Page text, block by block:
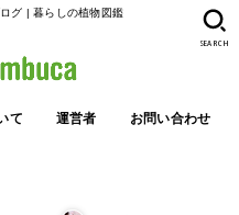
グ | 暮らしの植物図鑑
て 運営者 お問い合わせ
SEARCH